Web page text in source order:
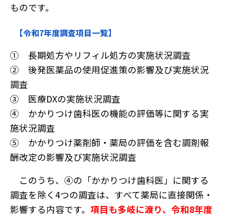
ものです。
【令和7年度調査項目一覧】
① 長期処方やリフィル処方の実施状況調査
② 後発医薬品の使用促進策の影響及び実施状況
調査
③ 医療DXの実施状況調査
④ かかりつけ歯科医の機能の評価等に関する実
施状況調査
⑤ かかりつけ薬剤師・薬局の評価を含む調剤報
酬改定の影響及び実施状況調査
このうち、④の「かかりつけ歯科医」に関する
調査を除く4つの調査は、すべて薬局に直接関係・
影響する内容です。 項目も多岐に渡り、令和8年度